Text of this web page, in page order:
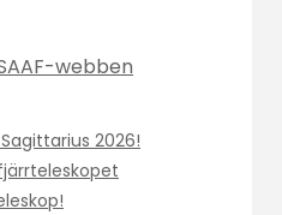
webben
2026!